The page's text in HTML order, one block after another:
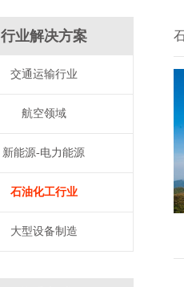
行业解决方案
交通运输行业
航空领域
新能源-电力能源
石油化工行业
大型设备制造